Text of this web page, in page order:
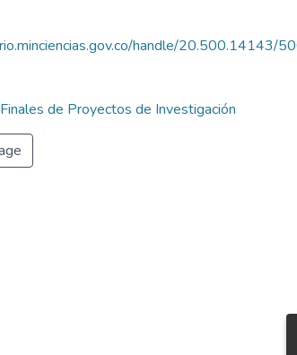
handle/20.500.14143/
de Proyectos de Investigación